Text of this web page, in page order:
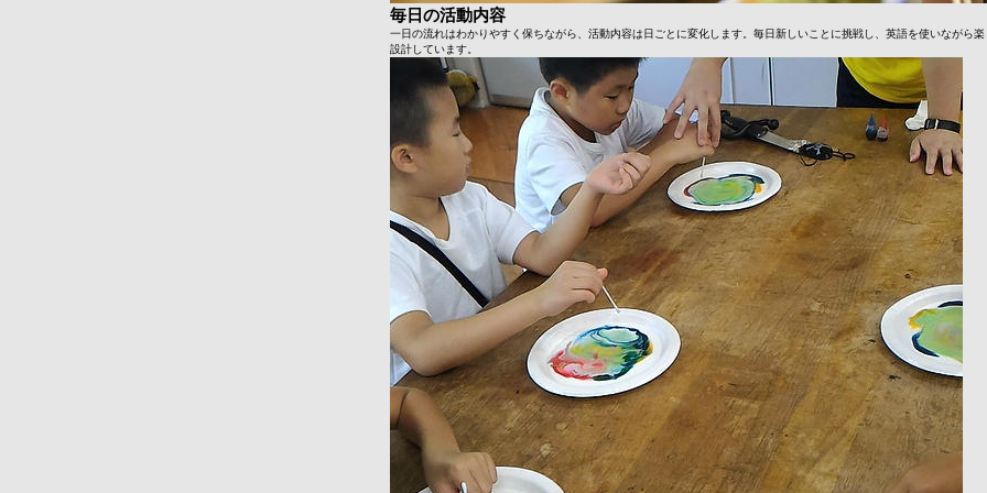
毎日の活動内容
一日の流れはわかりやすく保ちながら、活動内容は日ごとに変化します。毎日新しいことに挑戦し、英語を使いながら
設計しています。